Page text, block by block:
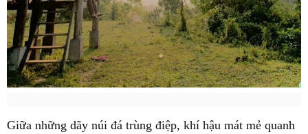
Giữa những dãy núi đá trùng điệp, khí hậu mát mẻ quanh